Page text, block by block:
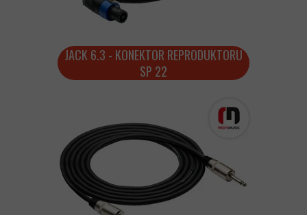
JACK 6.3 - KONEKTOR REPRODUKTORU
SP 22